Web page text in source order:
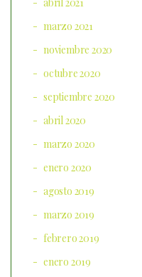
marzo 2021
noviembre 2020
octubre 2020
septiembre 2020
abril 2020
marzo 2020
enero 2020
agosto 2019
marzo 2019
febrero 2019
enero 2019